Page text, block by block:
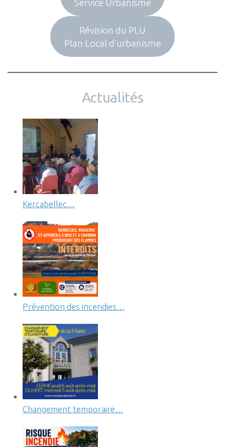
Service Urbanisme
Révision du PLU
Plan Local d’urbanisme
Actualités
Kercabellec…
Prévention des incendies…
Changement temporaire…